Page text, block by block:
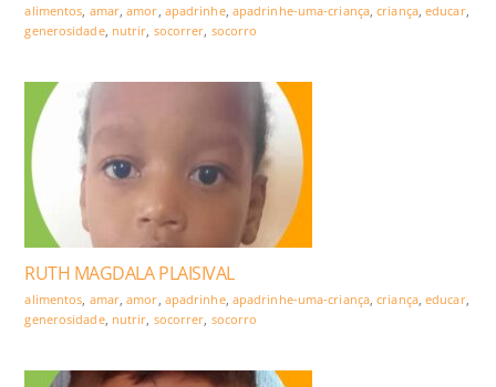
alimentos amar,amor apadrinhe, apadrinhe-uma-criança,criança,educar,
generosidade, nutrir socorrer socorro
RUTH MAGDALA PLAISIVAL
alimentos, amar,amor, apadrinhe, apadrinhe-uma-criança,criança,educar,
generosidade, nutrir, socorrer, socorro